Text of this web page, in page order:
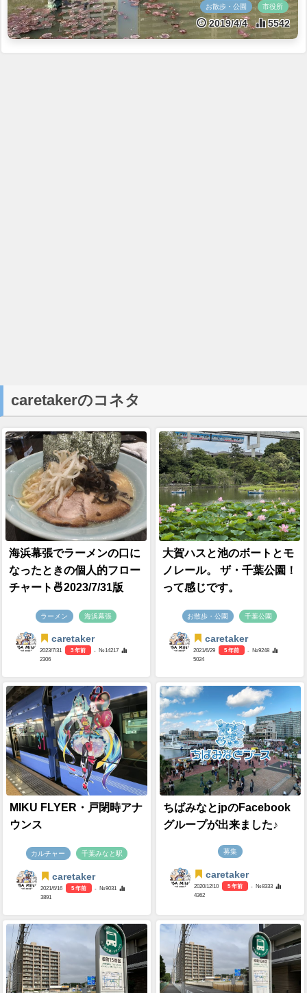
お散歩・公園 市役所
2019/4/4 5542
caretakerのコネタ
海浜幕張でラーメンの口に
なったときの個人的フロー
チャート🍜2023/7/31版
ラーメン 海浜幕張
caretaker
2023/7/31 3 年前
- №14217
2306
大賀ハスと池のボートとモ
ノレール。 ザ・千葉公園！
って感じです。
お散歩・公園 千葉公園
caretaker
2021/6/29 5 年前
- №9248
5024
MIKU FLYER・戸閉時アナ
ウンス
カルチャー 千葉みなと駅
caretaker
2021/6/16 5 年前
- №9031
3891
ちばみなとjpのFacebook
グループが出来ました♪
募集
caretaker
2020/12/10 5 年前
- №8333
4362